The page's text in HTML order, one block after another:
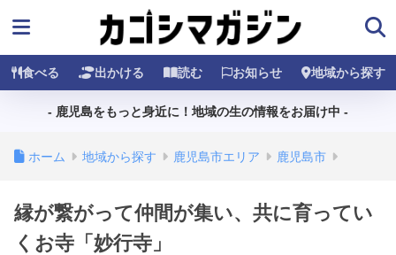
食べる 出かける 読む お知らせ 地域から探す
- 鹿児島をもっと身近に！地域の生の情報をお届け中 -
ホーム 地域から探す 鹿児島市エリア 鹿児島市
縁が繋がって仲間が集い、共に育ってい
くお寺「妙行寺」